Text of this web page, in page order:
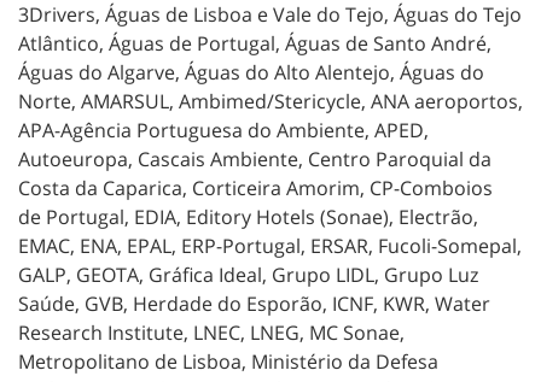
3Drivers, Águas de Lisboa e Vale do Tejo, Águas do Tejo
Atlântico, Águas de Portugal, Águas de Santo André,
Águas do Algarve, Águas do Alto Alentejo, Águas do
Norte, AMARSUL, Ambimed/Stericycle, ANA aeroportos,
APA-Agência Portuguesa do Ambiente, APED,
Autoeuropa, Cascais Ambiente, Centro Paroquial da
Costa da Caparica, Corticeira Amorim, CP-Comboios
de Portugal, EDIA, Editory Hotels (Sonae), Electrão,
EMAC, ENA, EPAL, ERP-Portugal, ERSAR, Fucoli-Somepal,
GALP, GEOTA, Gráfica Ideal, Grupo LIDL, Grupo Luz
Saúde, GVB, Herdade do Esporão, ICNF, KWR, Water
Research Institute, LNEC, LNEG, MC Sonae,
Metropolitano de Lisboa, Ministério da Defesa